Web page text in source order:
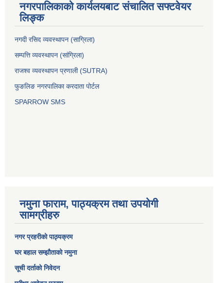
नगरपालिकाको कार्यलयबाट संचालित सफ्टवेयर
लिङ्क
नगदी रसिद व्यवस्थापन (साग्रिला)
सम्पत्ति व्यवस्थापन (सांग्रिला)
राजश्व व्यवस्थापन प्रणाली (SUTRA)
फुङलिङ नगरपालिका करदाता पोर्टल
SPARROW SMS
नमुना फाराम, पाठ्यक्रम तथा उपयोगी
सामग्रीहरु
नगर प्रहरीको पाठ्यक्रम
घर बहाल सम्झौताको नमुना
सूची दर्ताको निवेदन